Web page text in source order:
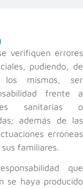
verifiquen errores
pudiendo, de
los mismos, ser
frente a
sanitarias o
además de las
erróneas
familiares.
que
se haya producido